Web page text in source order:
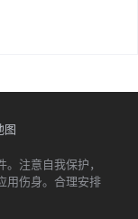
图
注意自我保护，
用伤身。合理安排